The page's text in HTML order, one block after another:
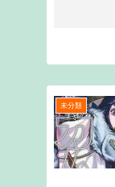
未分類